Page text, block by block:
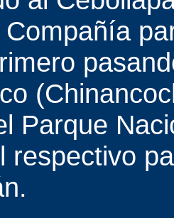
Parque
respectivo